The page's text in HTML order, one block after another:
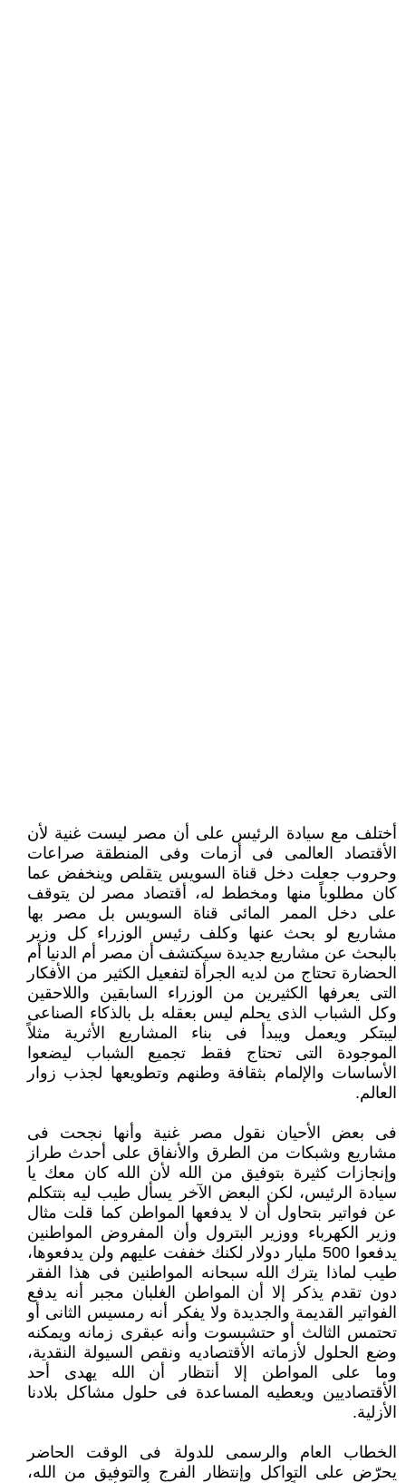
أختلف مع سيادة الرئيس على أن مصر ليست غنية لأن
الأقتصاد العالمى فى أزمات وفى المنطقة صراعات
وحروب جعلت دخل ‏قناة السويس يتقلص وينخفض عما
كان مطلوباً منها ومخطط له، أقتصاد مصر لن يتوقف
على دخل الممر المائى قناة السويس بل ‏مصر بها
مشاريع لو بحث عنها وكلف رئيس الوزراء كل وزير
بالبحث عن مشاريع جديدة سيكتشف أن مصر أم الدنيا أم
الحضارة ‏تحتاج من لديه الجرأة لتفعيل الكثير من الأفكار
التى يعرفها الكثيرين من الوزراء السابقين واللاحقين
وكل الشباب الذى يحلم ليس ‏بعقله بل بالذكاء الصناعى
ليبتكر ويعمل ويبدأ فى بناء المشاريع الأثرية مثلاً
الموجودة التى تحتاج فقط تجميع الشباب ليضعوا
‏الأساسات والإلمام بثقافة وطنهم وتطويعها لجذب زوار
العالم.‏
فى بعض الأحيان نقول مصر غنية وأنها نجحت فى
مشاريع وشبكات من الطرق والأنفاق على أحدث طراز
وإنجازات كثيرة بتوفيق ‏من الله لأن الله كان معك يا
سيادة الرئيس، لكن البعض الآخر يسأل طيب ليه بتتكلم
عن فواتير بتحاول أن لا يدفعها المواطن كما ‏قلت مثال
وزير الكهرباء ووزير البترول وأن المفروض المواطنين
يدفعوا 500 مليار دولار لكنك خففت عليهم ولن يدفعوها،
طيب ‏لماذا يترك الله سبحانه المواطنين فى هذا الفقر
دون تقدم يذكر إلا أن المواطن الغلبان مجبر أنه يدفع
الفواتير القديمة والجديدة ولا ‏يفكر أنه رمسيس الثانى أو
تحتمس الثالث أو حتشبسوت وأنه عبقرى زمانه ويمكنه
وضع الحلول لأزماته الأقتصاديه ونقص ‏السيولة النقدية،
وما على المواطن إلا أنتظار أن الله يهدى أحد
الأقتصاديين ويعطيه المساعدة فى حلول مشاكل بلادنا
الأزلية. ‏
الخطاب العام والرسمى للدولة فى الوقت الحاضر
يحرّض على التواكل وإنتظار الفرج والتوفيق من الله،